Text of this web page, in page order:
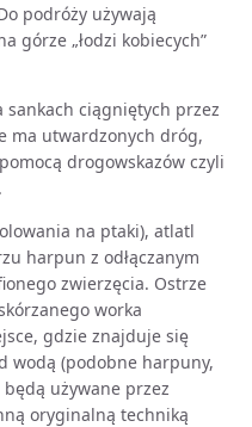
podróży używają
górze „łodzi kobiecych”
ciągniętych przez
ma utwardzonych dróg,
drogowskazów czyli
na ptaki), atlatl
harpun z odłączanym
zwierzęcia. Ostrze
worka
gdzie znajduje się
wodą (podobne harpuny,
używane przez
oryginalną techniką